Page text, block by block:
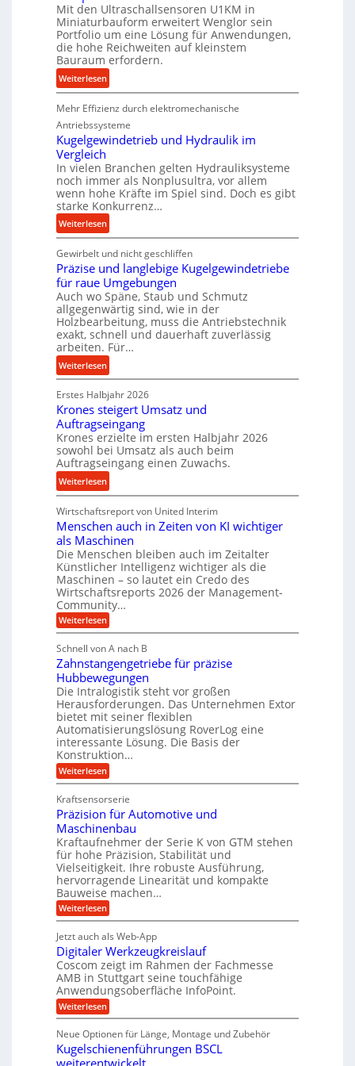
P
r
o
d
u
k
t
i
o
n
i
n
d
e
n
M
t
t
e
l
s
t
a
n
d
Mit den Ultraschallsensoren U1KM in
Miniaturbauform erweitert Wenglor sein
Portfolio um eine Lösung für Anwendungen,
die hohe Reichweiten auf kleinstem
Bauraum erfordern.
Weiterlesen:
K
o
m
p
k
t
e
U
l
r
a
s
c
h
a
l
s
e
n
s
o
r
e
n
Mehr Effizienz durch elektromechanische
Antriebssysteme
Kugelgewindetrieb und Hydraulik im
Vergleich
In vielen Branchen gelten Hydrauliksysteme
noch immer als Nonplusultra, vor allem
wenn hohe Kräfte im Spiel sind. Doch es gibt
starke Konkurrenz…
Weiterlesen:
K
u
g
e
l
g
e
w
i
n
d
e
t
r
i
e
b
u
n
d
H
y
d
r
a
u
l
k
i
m
V
e
r
g
l
e
i
c
h
Gewirbelt und nicht geschliffen
Präzise und langlebige Kugelgewindetriebe
für raue Umgebungen
Auch wo Späne, Staub und Schmutz
allgegenwärtig sind, wie in der
Holzbearbeitung, muss die Antriebstechnik
exakt, schnell und dauerhaft zuverlässig
arbeiten. Für…
Weiterlesen:
P
r
ä
z
i
s
e
u
n
d
l
a
n
g
l
e
b
i
g
e
K
u
g
e
l
g
e
w
i
n
d
e
t
r
e
b
e
f
ü
r
r
a
e
U
Erstes Halbjahr 2026
Krones steigert Umsatz und
Auftragseingang
Krones erzielte im ersten Halbjahr 2026
sowohl bei Umsatz als auch beim
Auftragseingang einen Zuwachs.
Weiterlesen:
K
r
o
n
e
s
s
t
e
i
g
e
r
t
U
m
s
a
t
z
u
n
d
A
u
f
t
r
a
g
s
e
i
n
g
a
n
g
Wirtschaftsreport von United Interim
Menschen auch in Zeiten von KI wichtiger
als Maschinen
Die Menschen bleiben auch im Zeitalter
Künstlicher Intelligenz wichtiger als die
Maschinen – so lautet ein Credo des
Wirtschaftsreports 2026 der Management-
Community…
Weiterlesen:
M
n
s
c
h
e
n
a
u
c
h
i
n
Z
e
e
n
v
o
n
K
w
i
c
h
t
i
g
e
r
a
l
s
M
a
s
Schnell von A nach B
Zahnstangengetriebe für präzise
Hubbewegungen
Die Intralogistik steht vor großen
Herausforderungen. Das Unternehmen Extor
bietet mit seiner flexiblen
Automatisierungslösung RoverLog eine
interessante Lösung. Die Basis der
Konstruktion…
Weiterlesen:
Z
h
n
s
t
a
n
g
e
n
g
e
t
r
i
e
b
e
f
ü
r
r
ä
Kraftsensorserie
Präzision für Automotive und
Maschinenbau
Kraftaufnehmer der Serie K von GTM stehen
für hohe Präzision, Stabilität und
Vielseitigkeit. Ihre robuste Ausführung,
hervorragende Linearität und kompakte
Bauweise machen…
Weiterlesen:
P
ä
z
i
s
i
o
n
f
r
A
u
Jetzt auch als Web-App
Digitaler Werkzeugkreislauf
Coscom zeigt im Rahmen der Fachmesse
AMB in Stuttgart seine touchfähige
Anwendungsoberfläche InfoPoint.
Weiterlesen:
D
g
i
t
Neue Optionen für Länge, Montage und Zubehör
Kugelschienenführungen BSCL